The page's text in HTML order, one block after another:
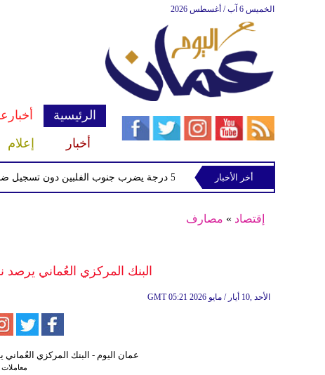
الخميس 6 آب / أغسطس 2026
الرئيسية
أخبار
إعلام
زلزال بقوة 5.9 درجة يضرب جنوب الفلبين دون تسجيل ضحايا
أخر الأخبار
إقتصاد » مصارف
البنك المركزي العُماني يرصد
GMT 05:21 2026 الأحد ,10 أيار / مايو
معاملات